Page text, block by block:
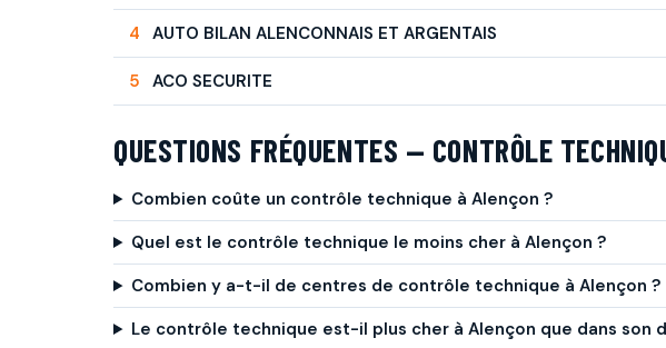
AUTO BILAN ALENCONNAIS ET ARGENTAIS
ACO SECURITE
QUESTIONS FRÉQUENTES — CONTRÔLE
Combien coûte un contrôle technique à Alençon ?
Quel est le contrôle technique le moins cher à Alençon ?
Combien y a-t-il de centres de contrôle technique à Alençon ?
Le contrôle technique est-il plus cher à Alençon que dans son